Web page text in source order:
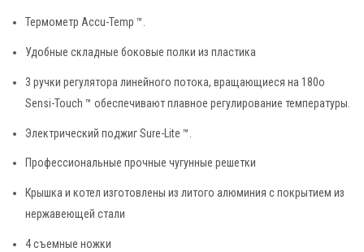
Термометр Accu-Temp ™.
Удобные складные боковые полки из пластика
3 ручки регулятора линейного потока, вращающиеся на 180о
Sensi-Touch ™ обеспечивают плавное регулирование температуры.
Электрический поджиг Sure-Lite ™.
Профессиональные прочные чугунные решетки
Крышка и котел изготовлены из литого алюминия с покрытием из
нержавеющей стали
4 съемные ножки